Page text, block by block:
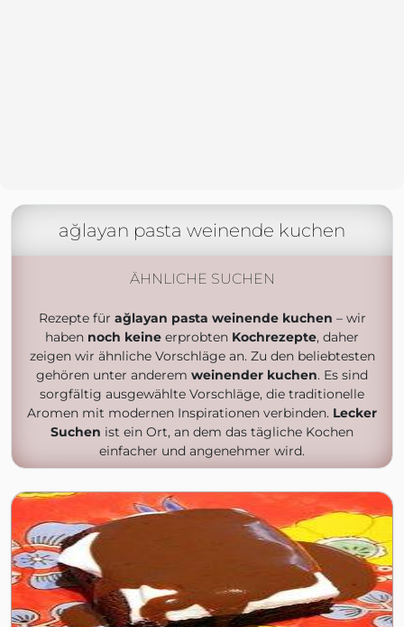
ağlayan pasta weinende kuchen
ÄHNLICHE SUCHEN
Rezepte für ağlayan pasta weinende kuchen – wir
haben noch keine erprobten Kochrezepte, daher
zeigen wir ähnliche Vorschläge an. Zu den beliebtesten
gehören unter anderem weinender kuchen. Es sind
sorgfältig ausgewählte Vorschläge, die traditionelle
Aromen mit modernen Inspirationen verbinden. Lecker
Suchen ist ein Ort, an dem das tägliche Kochen
einfacher und angenehmer wird.